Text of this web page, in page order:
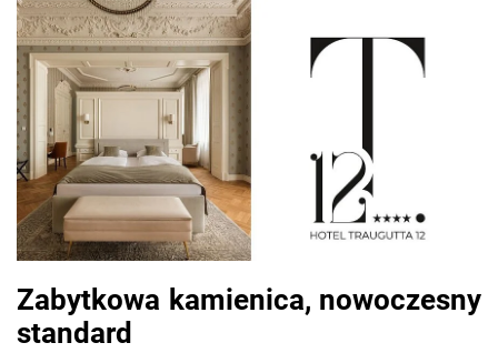
Zabytkowa kamienica, nowoczesny
standard